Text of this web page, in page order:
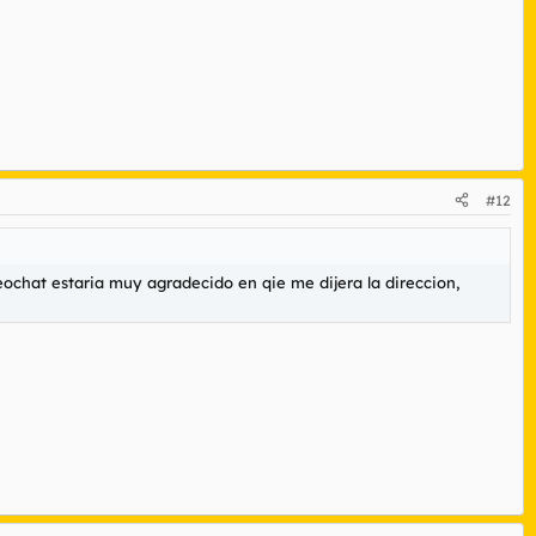
#12
estaria muy agradecido en qie me dijera la direccion,